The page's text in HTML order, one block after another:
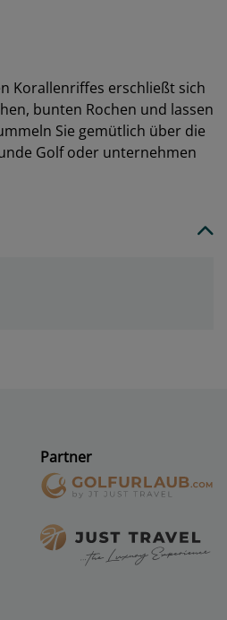
Korallenriffes erschließt sich
bunten Rochen und lassen
Sie gemütlich über die
Golf oder unternehmen
Partner